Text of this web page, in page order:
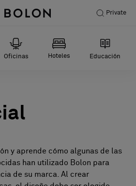
Private
Oficinas Hoteles Educación
y aprende cómo algunas de las
han utilizado Bolon para
de su marca. Al crear